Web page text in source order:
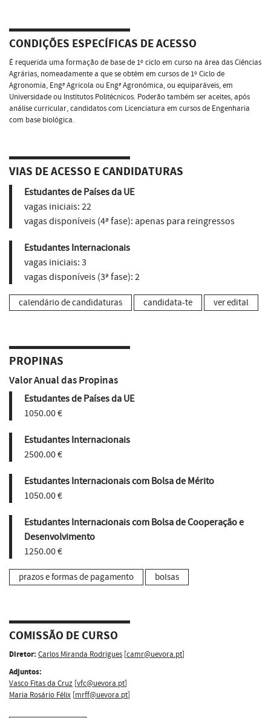
CONDIÇÕES ESPECÍFICAS DE ACESSO
É requerida uma formação de base de 1º ciclo em curso na área das Ciências
Agrárias, nomeadamente a que se obtém em cursos de 1º Ciclo de
Agronomia, Engª Agricola ou Engª Agronómica, ou equiparáveis, em
Universidade ou Institutos Politécnicos. Poderão também ser aceites, após
análise curricular, candidatos com Licenciatura em cursos de Engenharia
com base biológica.
VIAS DE ACESSO E CANDIDATURAS
Estudantes de Países da UE
vagas iniciais: 22
vagas disponíveis (4ª fase): apenas para reingressos
Estudantes Internacionais
vagas iniciais: 3
vagas disponíveis (3ª fase): 2
calendário de candidaturas candidata-te ver edital
PROPINAS
Valor Anual das Propinas
Estudantes de Países da UE
1050.00 €
Estudantes Internacionais
2500.00 €
Estudantes Internacionais com Bolsa de Mérito
1050.00 €
Estudantes Internacionais com Bolsa de Cooperação e
Desenvolvimento
1250.00 €
prazos e formas de pagamento bolsas
COMISSÃO DE CURSO
Diretor: Carlos Miranda Rodrigues [camr@uevora.pt]
Adjuntos:
Vasco Fitas da Cruz [vfc@uevora.pt]
Maria Rosário Félix [mrff@uevora.pt]